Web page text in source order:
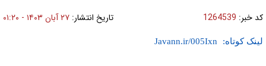
کد خبر: 1264539 تاریخ انتشار: ۲۷ آبان ۱۴۰۳ - ۰۱:۲۰
لینک کوتاه: